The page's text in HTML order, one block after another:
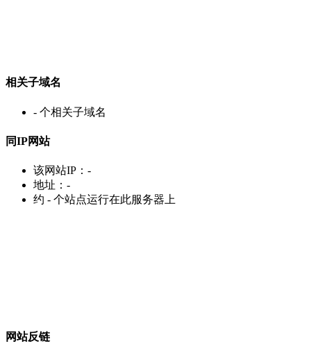
相关子域名
- 个相关子域名
同IP网站
该网站IP： -
地址： -
约 - 个站点运行在此服务器上
网站反链